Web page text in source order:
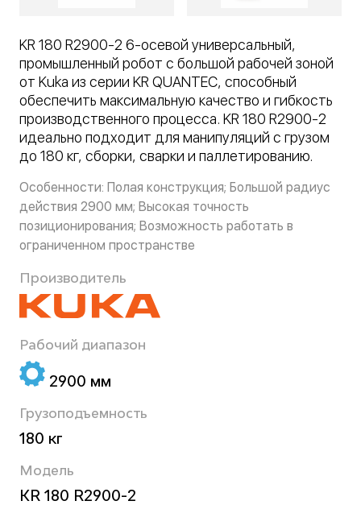
KR 180 R2900-2 6-осевой универсальный,
промышленный робот с большой рабочей зоной
от Kuka из серии KR QUANTEC, способный
обеспечить максимальную качество и гибкость
производственного процесса. KR 180 R2900-2
идеально подходит для манипуляций с грузом
до 180 кг, сборки, сварки и паллетированию.
Особенности: Полая конструкция; Большой радиус
действия 2900 мм; Высокая точность
позиционирования; Возможность работать в
ограниченном пространстве
Производитель
Рабочий диапазон
2900 мм
Грузоподъемность
180 кг
Модель
KR 180 R2900-2